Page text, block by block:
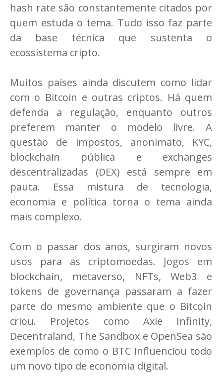
hash rate são constantemente citados por
quem estuda o tema. Tudo isso faz parte
da base técnica que sustenta o
ecossistema cripto.
Muitos países ainda discutem como lidar
com o Bitcoin e outras criptos. Há quem
defenda a regulação, enquanto outros
preferem manter o modelo livre. A
questão de impostos, anonimato, KYC,
blockchain pública e exchanges
descentralizadas (DEX) está sempre em
pauta. Essa mistura de tecnologia,
economia e política torna o tema ainda
mais complexo.
Com o passar dos anos, surgiram novos
usos para as criptomoedas. Jogos em
blockchain, metaverso, NFTs, Web3 e
tokens de governança passaram a fazer
parte do mesmo ambiente que o Bitcoin
criou. Projetos como Axie Infinity,
Decentraland, The Sandbox e OpenSea são
exemplos de como o BTC influenciou todo
um novo tipo de economia digital.